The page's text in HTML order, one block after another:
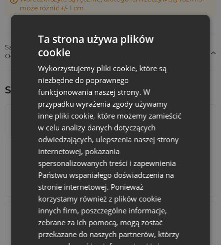
może różnić +/- 1 cm
Szczegóły dotyczące zgodności produktu z przepisami:
Odpowiedzialność za produkt
Sprawdź inne ciekawe produkty:
Kalendarze adwentowe
Ta strona używa plików
cookie
Wykorzystujemy pliki cookie, które są
niezbędne do poprawnego
funkcjonowania naszej strony. W
przypadku wyrażenia zgody używamy
inne pliki cookie, które możemy zamieścić
w celu analizy danych dotyczących
odwiedzających, ulepszenia naszej strony
internetowej, pokazania
spersonalizowanych treści i zapewnienia
Państwu wspaniałego doświadczenia na
stronie internetowej. Ponieważ
korzystamy również z plików cookie
innych firm, poszczególne informacje,
zebrane za ich pomocą, mogą zostać
przekazane do naszych partnerów, którzy